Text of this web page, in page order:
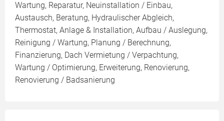
Wartung, Reparatur, Neuinstallation / Einbau,
Austausch, Beratung, Hydraulischer Abgleich,
Thermostat, Anlage & Installation, Aufbau / Auslegung,
Reinigung / Wartung, Planung / Berechnung,
Finanzierung, Dach Vermietung / Verpachtung,
Wartung / Optimierung, Erweiterung, Renovierung,
Renovierung / Badsanierung